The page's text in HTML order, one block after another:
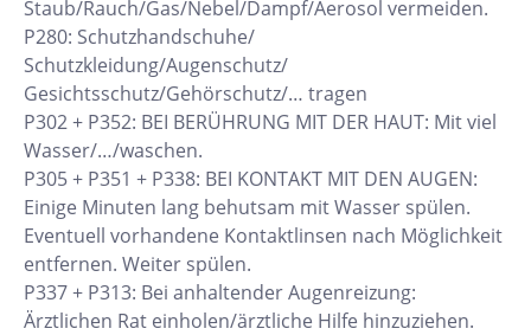
Staub/Rauch/Gas/Nebel/Dampf/Aerosol vermeiden.
P280: Schutzhandschuhe/
Schutzkleidung/Augenschutz/
Gesichtsschutz/Gehörschutz/… tragen
P302 + P352: BEI BERÜHRUNG MIT DER HAUT: Mit viel
Wasser/…/waschen.
P305 + P351 + P338: BEI KONTAKT MIT DEN AUGEN:
Einige Minuten lang behutsam mit Wasser spülen.
Eventuell vorhandene Kontaktlinsen nach Möglichkeit
entfernen. Weiter spülen.
P337 + P313: Bei anhaltender Augenreizung:
Ärztlichen Rat einholen/ärztliche Hilfe hinzuziehen.